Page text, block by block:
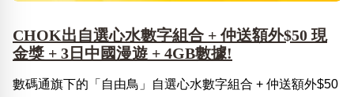
CHOK出自選心水數字組合 + 仲送額外$50 現
金獎 + 3日中國漫遊 + 4GB數據!
數碼通旗下的「自由鳥」自選心水數字組合 + 仲送額外$50